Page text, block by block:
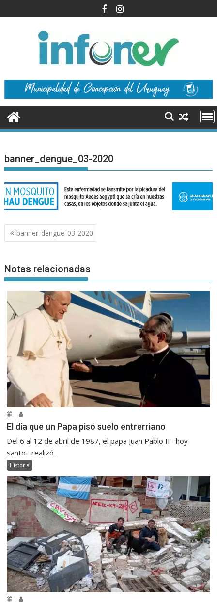
al
banner_dengue_03-2020
Navegación
de
banner_dengue_03-2020
Notas relacionadas
El día que un Papa pisó suelo entrerriano
Del 6 al 12 de abril de 1987, el papa Juan Pablo II –hoy
santo– realizó...
Historia